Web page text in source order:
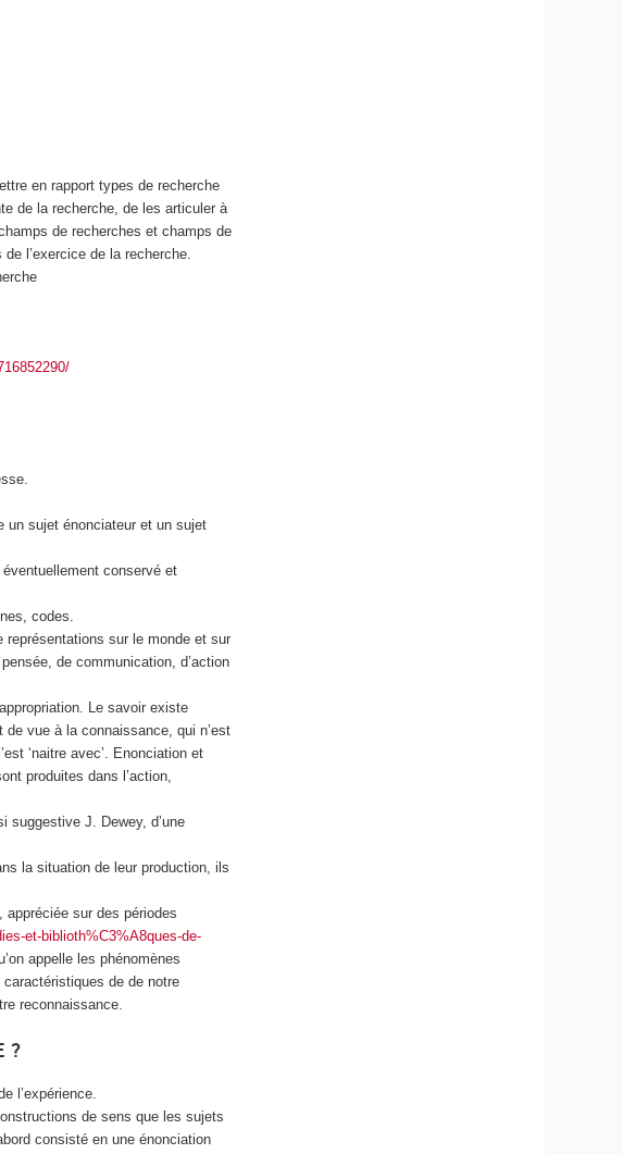
en rapport types de recherche
de la recherche, de les articuler à
de recherches et champs de
l’exercice de la recherche.
un sujet énonciateur et un sujet
conservé et
codes.
sur le monde et sur
de communication, d’action
appropriation. Le savoir existe
vue à la connaissance, qui n’est
‘naitre avec’. Enonciation et
produites dans l’action,
suggestive J. Dewey, d’une
la situation de leur production, ils
appréciée sur des périodes
et-biblioth%C3%A8ques-de-
appelle les phénomènes
de de notre
reconnaissance.
?
l’expérience.
de sens que les sujets
consisté en une énonciation